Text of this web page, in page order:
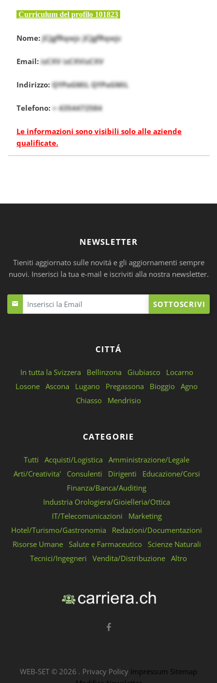
Curriculum del profilo 101823
Nome:JCJgfRqwjc JCJgfRqwjc
Email: izCXV izCXVizCXV
Indirizzo:QYPaGMiL QYPaGMiL
Telefono: + 4354472584
Le informazioni sono visibili solo alle aziende
qualificate.
NEWSLETTER
Tieniti aggiornato sulle novitá e gli aggiornamenti sempre
nuovi. Inserisci la tua e-mail e iscriviti alla nostra newsletter.
SOTTOSCRIVI
CITTÁ
In tutta la Svizzera Bellinzona Giubiasco
Locarno
Losone Ascona Lugano Pregassona Bioggio Agno
Chiasso
Mendrisio
CATEGORIE
Tutti Acquisti/Logistica
Amministrazione/Legale
Arti/Creativita'
Consulenti Dirigenti
Educazione/Corsi
Finanza/Banca/Auditing
Industria Orologiera/Gioielleria/Ottica
IT/Telecomunicazioni
Marketing
Hotel/Turismo/Gastronomia
Redazioni/Documentazioni
Risorse Umane
Salute e Farmaceutico
Scienze Naturali
Tecnici/Ingegneri
Vendita/Distribuzione Altro
WEB-SET © 2026 . Privacy Policy Impressum Sitemap